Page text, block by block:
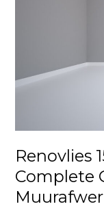
Renovlies
Complete
Stijlvolle
Muurafwerking